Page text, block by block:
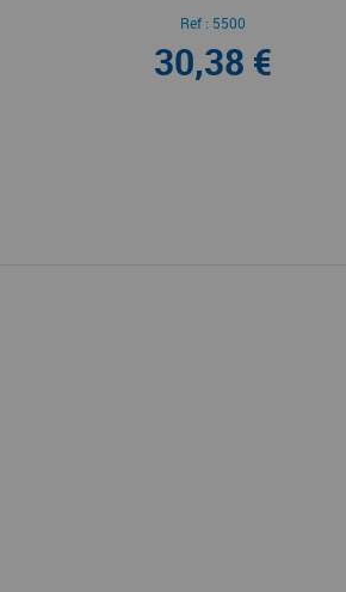
Ref : 5500
30,38 €